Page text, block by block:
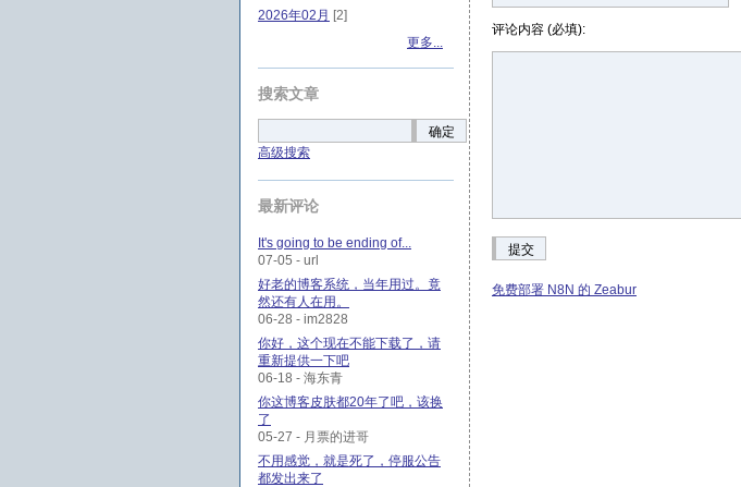
评论内容 (必填):
提交
免费部署 N8N 的 Zeabur
2026年02月 [2]
更多...
搜索文章
确定
高级搜索
最新评论
It's going to be ending of...
07-05 - url
好老的博客系统，当年用过。竟
然还有人在用。
06-28 - im2828
你好，这个现在不能下载了，请
重新提供一下吧
06-18 - 海东青
你这博客皮肤都20年了吧，该换
了
05-27 - 月票的进哥
不用感觉，就是死了，停服公告
都发出来了